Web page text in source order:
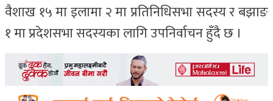
वैशाख १५ मा इलामा २ मा प्रतिनिधिसभा सदस्य र बझाङ
१ मा प्रदेशसभा सदस्यका लागि उपनिर्वाचन हुँदै छ ।